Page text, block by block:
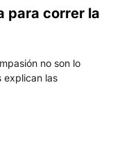
para correr la
no son lo
explican las